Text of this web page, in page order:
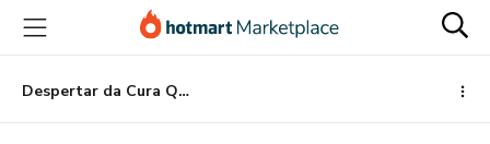
para
conteúdo
principal
para
pagamento
para
rodapé
Despertar da Cura Quântica - Meditação Auto Cura